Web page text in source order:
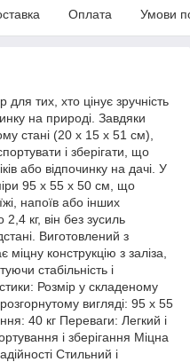
Оплата Умови
для тих, хто цінує зручність
на природі. Завдяки
стані (20 х 15 х 51 см),
і зберігати, що
або відпочинку на дачі. У
95 х 55 х 50 см, що
напоїв або інших
кг, він без зусиль
Виготовлений з
міцну конструкцію з заліза,
стабільність і
Розмір у складеному
вигляді: 95 х 55
40 кг Переваги: Легкий і
і зберігання Міцна
Стильний і